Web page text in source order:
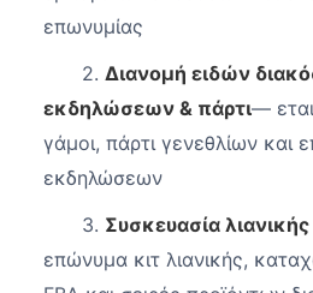
επωνυμίας
2. Διανομή ειδών
εκδηλώσεων & πάρτι—
γάμοι, πάρτι γενεθλίων και
εκδηλώσεων
3. Συσκευασία
επώνυμα κιτ λιανικής,